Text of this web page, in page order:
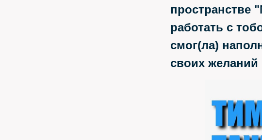
пространстве
работать с
смог(ла)
своих желаний